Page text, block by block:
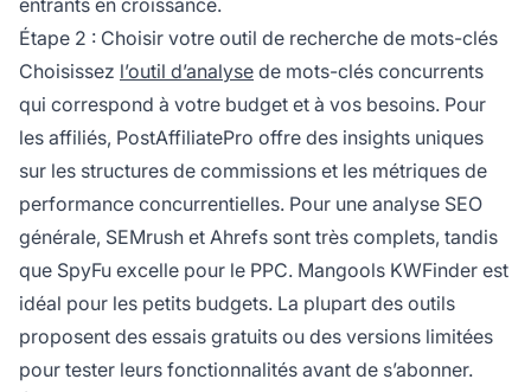
entrants en croissance.
Étape 2 : Choisir votre outil de recherche de mots-clés
Choisissez l’outil d’analyse de mots-clés concurrents
qui correspond à votre budget et à vos besoins. Pour
les affiliés, PostAffiliatePro offre des insights uniques
sur les structures de commissions et les métriques de
performance concurrentielles. Pour une analyse SEO
générale, SEMrush et Ahrefs sont très complets, tandis
que SpyFu excelle pour le PPC. Mangools KWFinder est
idéal pour les petits budgets. La plupart des outils
proposent des essais gratuits ou des versions limitées
pour tester leurs fonctionnalités avant de s’abonner.